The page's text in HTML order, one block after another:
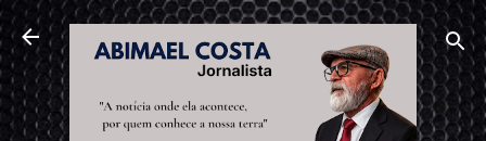
Pular para o conteúdo principal